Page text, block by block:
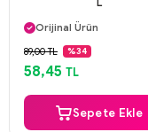
Aynı Gün Kargo
Orijinal Ürün
Güvenli Ödeme
Aynı Gün Kargo
89,00 TL %34
58,45 TL
Sepete Ekle